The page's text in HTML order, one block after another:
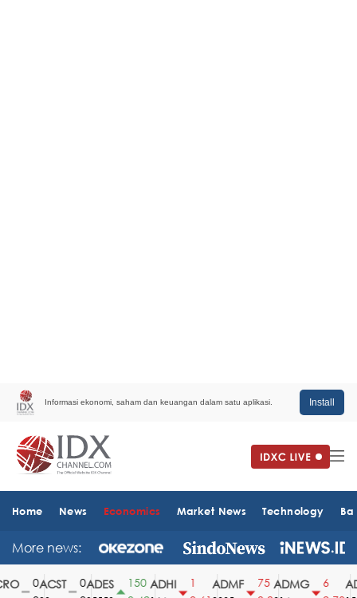
Informasi ekonomi, saham dan keuangan dalam satu aplikasi. Install
Home News Economics Market News Technology
More news:
ACST ADES
150 ADHI ADMF
75 ADMG